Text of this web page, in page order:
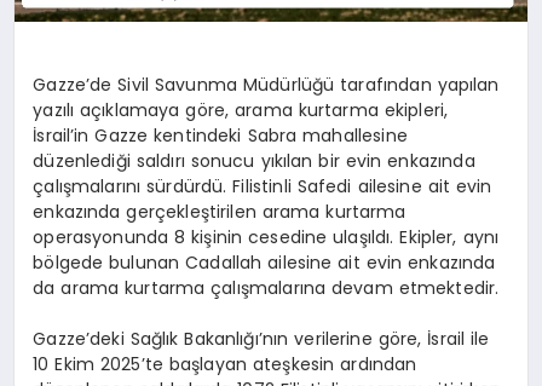
Gazze’de Sivil Savunma Müdürlüğü tarafından yapılan
yazılı açıklamaya göre, arama kurtarma ekipleri,
İsrail’in Gazze kentindeki Sabra mahallesine
düzenlediği saldırı sonucu yıkılan bir evin enkazında
çalışmalarını sürdürdü. Filistinli Safedi ailesine ait evin
enkazında gerçekleştirilen arama kurtarma
operasyonunda 8 kişinin cesedine ulaşıldı. Ekipler, aynı
bölgede bulunan Cadallah ailesine ait evin enkazında
da arama kurtarma çalışmalarına devam etmektedir.
Gazze’deki Sağlık Bakanlığı’nın verilerine göre, İsrail ile
10 Ekim 2025’te başlayan ateşkesin ardından